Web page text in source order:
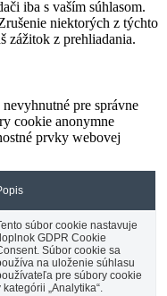
iba s vaším súhlasom.
niektorých z týchto
zážitok z prehliadania.
pre správne
cookie anonymne
prvky webovej
súbor cookie nastavuje
GDPR Cookie
Súbor cookie sa
na uloženie súhlasu
pre súbory cookie
kategórii „Analytika“.